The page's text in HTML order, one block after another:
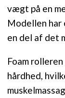
vægt på en
Modellen har
en del af det
Foam
hårdhed,